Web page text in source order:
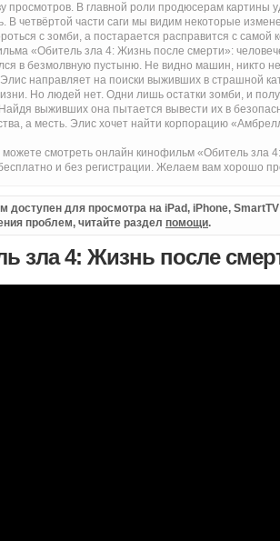
просмотров. В главной роли продюсерам картины
В четвёртой части саги мы видим некоторые
с зомби, а постарается расправится с
«Обитель зла 4: Жизнь после смерти»:
в безмолвную пустыню. Не видно машин, никто
направляет на поиски выживших в страшной
Но людей нет. Одни лишь остатки зомби, и
выживших она пытается вывести их в
а месть. Элис хочет найти корпорацию
можете смотреть онлайн кинофильм «Обитель зла
и без регистрации. Желаем вам хорошо
доступен для просмотра на iPad, iPhone,
проблем, читайте раздел помощи.
зла 4: Жизнь после